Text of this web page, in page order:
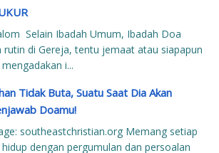
Selain Ibadah Umum, Ibadah Doa
rutin di Gereja, tentu jemaat atau siapapun
i...
Tidak Buta, Suatu Saat Dia Akan
Doamu!
southeastchristian.org Memang setiap
dengan pergumulan dan persoalan